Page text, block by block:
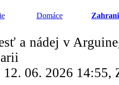
Domáce
a nádej v
12. 06. 2026 14:55,